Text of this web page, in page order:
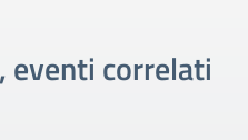
eventi correlati